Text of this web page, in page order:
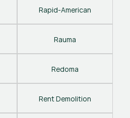
Rapid-American
Rauma
Redoma
Rent Demolition